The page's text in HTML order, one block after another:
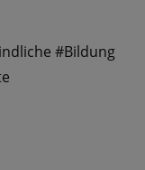
#Bildung